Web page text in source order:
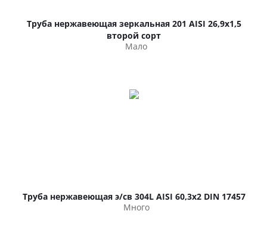
Труба нержавеющая зеркальная 201 AISI 26,9х1,5
второй сорт
Мало
Труба нержавеющая э/св 304L AISI 60,3х2 DIN 17457
Много